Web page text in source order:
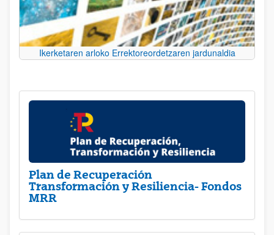
Ikerketaren arloko Errektoreordetzaren jardunaldia
Plan de Recuperación
Transformación y Resiliencia- Fondos
MRR